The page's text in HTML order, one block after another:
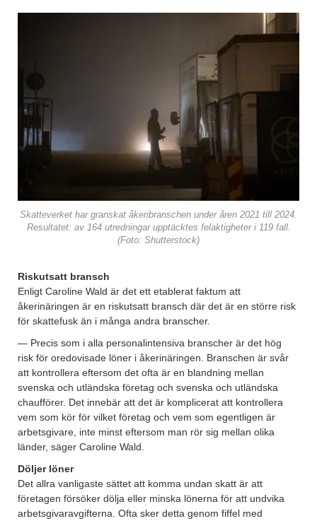
Skatteverket har granskat åkeribranschen under åren 2021 till 2024.
Resultatet: av 164 utredningar upptäcktes felaktigheter i 119 fall.
(Foto: Shutterstock)
Riskutsatt bransch
Enligt Caroline Wald är det ett etablerat faktum att
åkerinäringen är en riskutsatt bransch där det är en större risk
för skattefusk än i många andra branscher.
— Precis som i alla personalintensiva branscher är det hög
risk för oredovisade löner i åkerinäringen. Branschen är svår
att kontrollera eftersom det ofta är en blandning mellan
svenska och utländska företag och svenska och utländska
chaufförer. Det innebär att det är komplicerat att kontrollera
vem som kör för vilket företag och vem som egentligen är
arbetsgivare, inte minst eftersom man rör sig mellan olika
länder, säger Caroline Wald.
Döljer löner
Det allra vanligaste sättet att komma undan skatt är att
företagen försöker dölja eller minska lönerna för att undvika
arbetsgivaravgifterna. Ofta sker detta genom fiffel med